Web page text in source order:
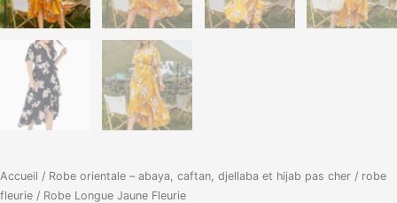
Accueil / Robe orientale – abaya, caftan, djellaba et hijab pas cher / robe
fleurie / Robe Longue Jaune Fleurie